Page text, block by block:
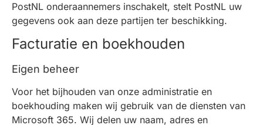
PostNL onderaannemers inschakelt, stelt PostNL uw
gegevens ook aan deze partijen ter beschikking.
Facturatie en boekhouden
Eigen beheer
Voor het bijhouden van onze administratie en
boekhouding maken wij gebruik van de diensten van
Microsoft 365. Wij delen uw naam, adres en